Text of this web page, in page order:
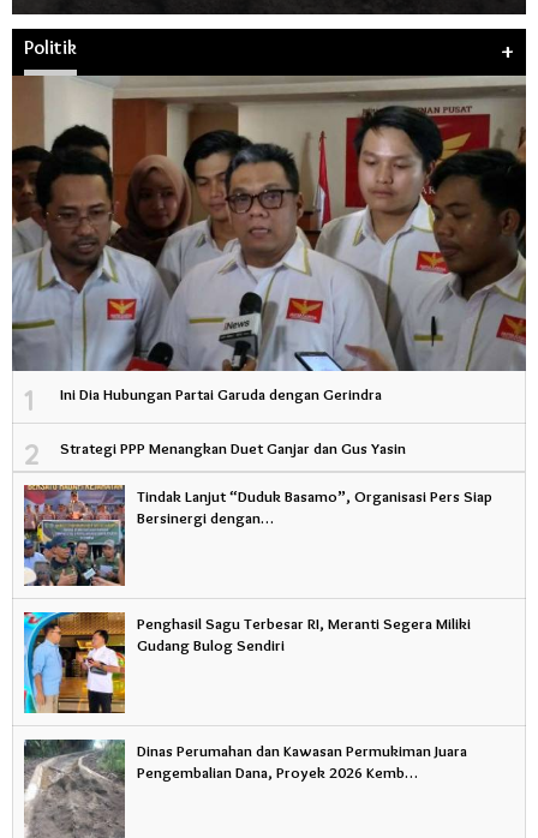
Politik +
1 Ini Dia Hubungan Partai Garuda dengan Gerindra
2 Strategi PPP Menangkan Duet Ganjar dan Gus Yasin
Tindak Lanjut “Duduk Basamo”, Organisasi Pers Siap
Bersinergi dengan…
Penghasil Sagu Terbesar RI, Meranti Segera Miliki
Gudang Bulog Sendiri
Dinas Perumahan dan Kawasan Permukiman Juara
Pengembalian Dana, Proyek 2026 Kemb…